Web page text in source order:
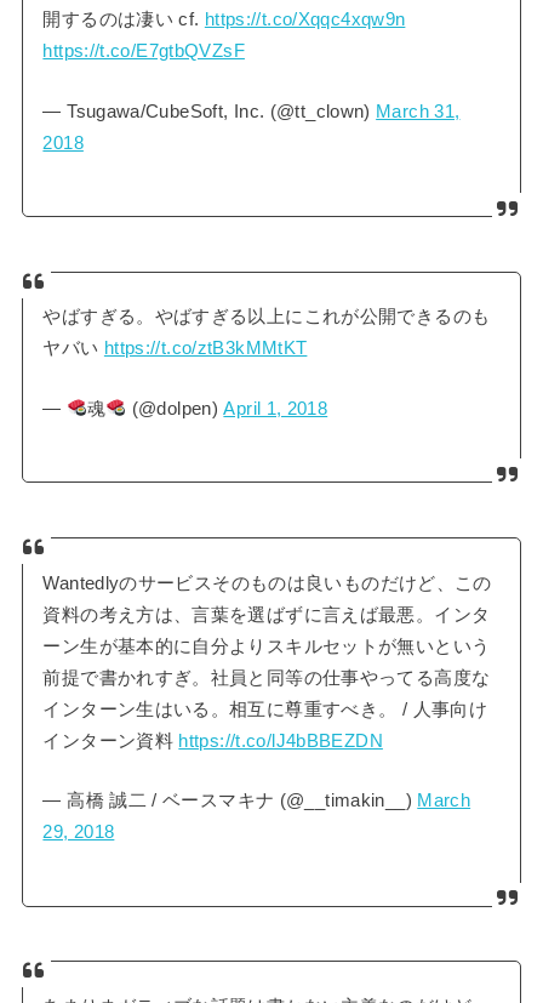
開するのは凄い cf. https://t.co/Xqqc4xqw9n
https://t.co/E7gtbQVZsF
— Tsugawa/CubeSoft, Inc. (@tt_clown) March 31,
2018
やばすぎる。やばすぎる以上にこれが公開できるのも
ヤバい https://t.co/ztB3kMMtKT
— 魂 (@dolpen)April 1, 2018
Wantedlyのサービスそのものは良いものだけど、この
資料の考え方は、言葉を選ばずに言えば最悪。インタ
ーン生が基本的に自分よりスキルセットが無いという
前提で書かれすぎ。社員と同等の仕事やってる高度な
インターン生はいる。相互に尊重すべき。 / 人事向け
インターン資料 https://t.co/lJ4bBBEZDN
— 高橋 誠二 / ベースマキナ (@__timakin__) March
29, 2018